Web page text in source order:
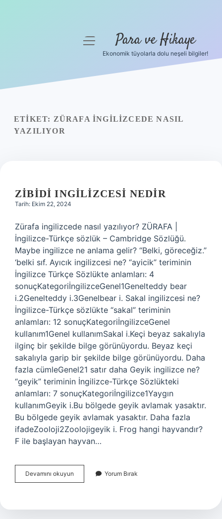
Yasal Uyarı
menüyü
Para ve Hikaye
Ekonomik tüyolarla dolu neşeli bilgiler!
ETIKET: ZÜRAFA INGILIZCEDE NASIL
YAZILIYOR
ZIBIDI INGILIZCESI NEDIR
Tarih: Ekim 22, 2024
Zürafa ingilizcede nasıl yazılıyor? ZÜRAFA |
İngilizce-Türkçe sözlük – Cambridge Sözlüğü.
Maybe ingilizce ne anlama gelir? “Belki, göreceğiz.”
‘belki sıf. Ayıcık ingilizcesi ne? “ayicik” teriminin
İngilizce Türkçe Sözlükte anlamları: 4
sonuçKategoriİngilizceGenel1Genelteddy bear
i.2Genelteddy i.3Genelbear i. Sakal ingilizcesi ne?
İngilizce-Türkçe sözlükte “sakal” teriminin
anlamları: 12 sonuçKategoriİngilizceGenel
kullanım1Genel kullanımSakal i.Keçi beyaz sakalıyla
ilginç bir şekilde bilge görünüyordu. Beyaz keçi
sakalıyla garip bir şekilde bilge görünüyordu. Daha
fazla cümleGenel21 satır daha Geyik ingilizce ne?
“geyik” teriminin İngilizce-Türkçe Sözlükteki
anlamları: 7 sonuçKategoriİngilizce1Yaygın
kullanımGeyik i.Bu bölgede geyik avlamak yasaktır.
Bu bölgede geyik avlamak yasaktır. Daha fazla
ifadeZooloji2Zoolojigeyik i. Frog hangi hayvandır?
F ile başlayan hayvan…
Devamını okuyun
Ingilizcesi
Yorum Bırak